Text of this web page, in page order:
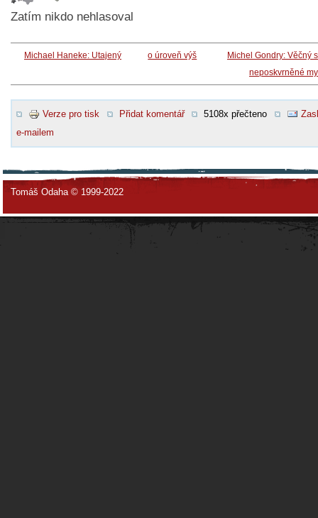
Zatím nikdo nehlasoval
Michael Haneke: Utajený o úroveň výš
Michel Gondry: Věčný
neposkvrněné
Verze pro tisk Přidat komentář 5108x přečteno
e-mailem
Tomáš Odaha © 1999-2022